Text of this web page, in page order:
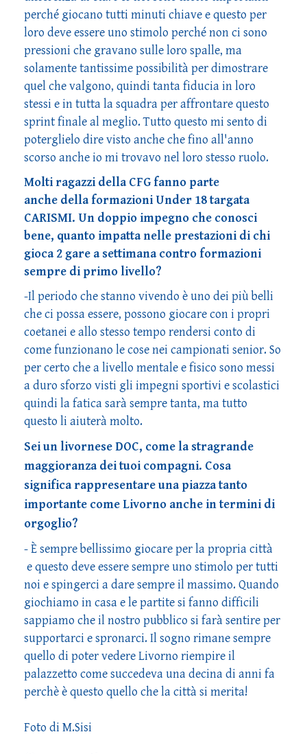
perché giocano tutti minuti chiave e questo per
loro deve essere uno stimolo perché non ci sono
pressioni che gravano sulle loro spalle, ma
solamente tantissime possibilità per dimostrare
quel che valgono, quindi tanta fiducia in loro
stessi e in tutta la squadra per affrontare questo
sprint finale al meglio. Tutto questo mi sento di
poterglielo dire visto anche che fino all'anno
scorso anche io mi trovavo nel loro stesso ruolo.
Molti ragazzi della CFG fanno parte
anche della formazioni Under 18 targata
CARISMI. Un doppio impegno che conosci
bene, quanto impatta nelle prestazioni di chi
gioca 2 gare a settimana contro formazioni
sempre di primo livello?
-Il periodo che stanno vivendo è uno dei più belli
che ci possa essere, possono giocare con i propri
coetanei e allo stesso tempo rendersi conto di
come funzionano le cose nei campionati senior. So
per certo che a livello mentale e fisico sono messi
a duro sforzo visti gli impegni sportivi e scolastici
quindi la fatica sarà sempre tanta, ma tutto
questo li aiuterà molto.
Sei un livornese DOC, come la stragrande
maggioranza dei tuoi compagni. Cosa
significa rappresentare una piazza tanto
importante come Livorno anche in termini di
orgoglio?
- È sempre bellissimo giocare per la propria città
e questo deve essere sempre uno stimolo per tutti
noi e spingerci a dare sempre il massimo. Quando
giochiamo in casa e le partite si fanno difficili
sappiamo che il nostro pubblico si farà sentire per
supportarci e spronarci. Il sogno rimane sempre
quello di poter vedere Livorno riempire il
palazzetto come succedeva una decina di anni fa
perchè è questo quello che la città si merita!
Foto di M.Sisi